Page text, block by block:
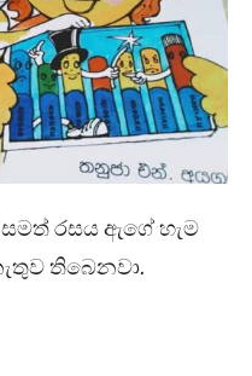
රසය ඇගේ හැම
තිබෙනවා.